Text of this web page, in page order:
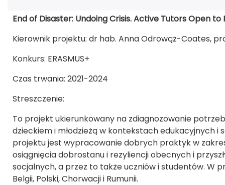
End of Disaster: Undoing Crisis. Active Tutors Open
Kierownik projektu: dr hab. Anna Odrowąż-Coates,
Konkurs: ERASMUS+
Czas trwania: 2021-2024
Streszczenie:
To projekt ukierunkowany na zdiagnozowanie
dzieckiem i młodzieżą w kontekstach edukacyjnych i
projektu jest wypracowanie dobrych praktyk w
osiągnięcia dobrostanu i rezyliencji obecnych i
socjalnych, a przez to także uczniów i studentów. W
Belgii, Polski, Chorwacji i Rumunii.